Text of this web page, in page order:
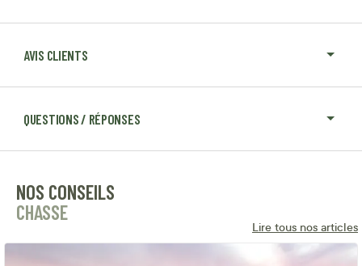
AVIS CLIENTS
QUESTIONS / RÉPONSES
NOS CONSEILS
CHASSE
Lire tous nos articles